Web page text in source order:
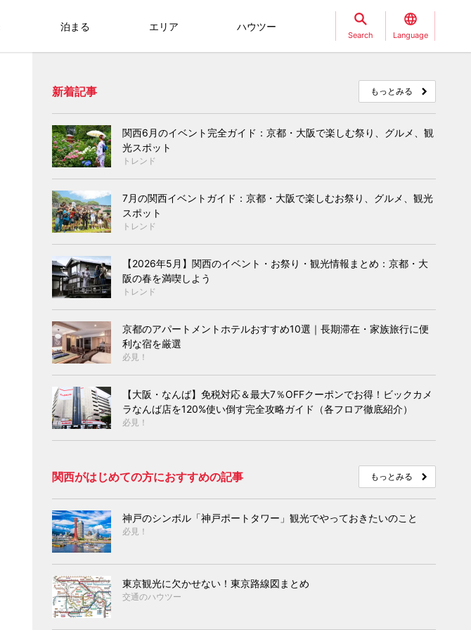
泊まる エリア ハウツー
Search Language
新着記事 もっとみる
関西6月のイベント完全ガイド：京都・大阪で楽しむ祭り、グルメ、観
光スポット
トレンド
7月の関西イベントガイド：京都・大阪で楽しむお祭り、グルメ、観光
スポット
トレンド
【2026年5月】関西のイベント・お祭り・観光情報まとめ：京都・大
阪の春を満喫しよう
トレンド
京都のアパートメントホテルおすすめ10選｜長期滞在・家族旅行に便
利な宿を厳選
必見！
【大阪・なんば】免税対応＆最大7％OFFクーポンでお得！ビックカメ
ラなんば店を120%使い倒す完全攻略ガイド（各フロア徹底紹介）
必見！
関西がはじめての方におすすめの記事 もっとみる
神戸のシンボル「神戸ポートタワー」観光でやっておきたいのこと
必見！
東京観光に欠かせない！東京路線図まとめ
交通のハウツー